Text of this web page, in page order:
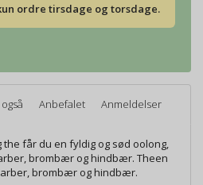
ordre tirsdage og torsdage.
Anbefalet Anmeldelser
får du en fyldig og sød oolong,
brombær og hindbær. Theen
brombær og hindbær.